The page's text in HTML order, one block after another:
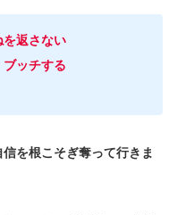
を返さない
ッチする
を根こそぎ奪って行きま